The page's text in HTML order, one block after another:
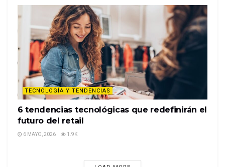
marketing, en diversas ciudades del mundo.
TECNOLOGÍA Y TENDENCIAS
6 tendencias tecnológicas que redefinirán el
futuro del retail
6 MAYO, 2026 1.9K